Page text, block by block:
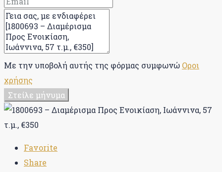
Με την υποβολή αυτής της φόρμας συμφωνώ Οροι
χρήσης
Στείλε μήνυμα
Favorite
Share